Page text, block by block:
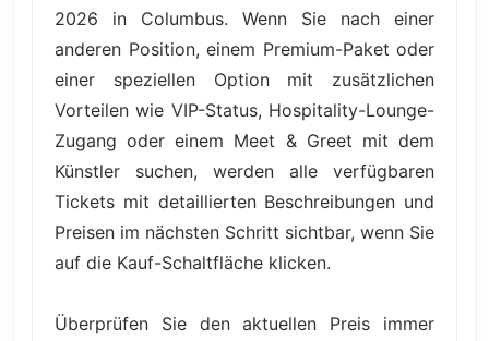
2026 in Columbus. Wenn Sie nach einer
anderen Position, einem Premium-Paket oder
einer speziellen Option mit zusätzlichen
Vorteilen wie VIP-Status, Hospitality-Lounge-
Zugang oder einem Meet & Greet mit dem
Künstler suchen, werden alle verfügbaren
Tickets mit detaillierten Beschreibungen und
Preisen im nächsten Schritt sichtbar, wenn Sie
auf die Kauf-Schaltfläche klicken.
Überprüfen Sie den aktuellen Preis immer